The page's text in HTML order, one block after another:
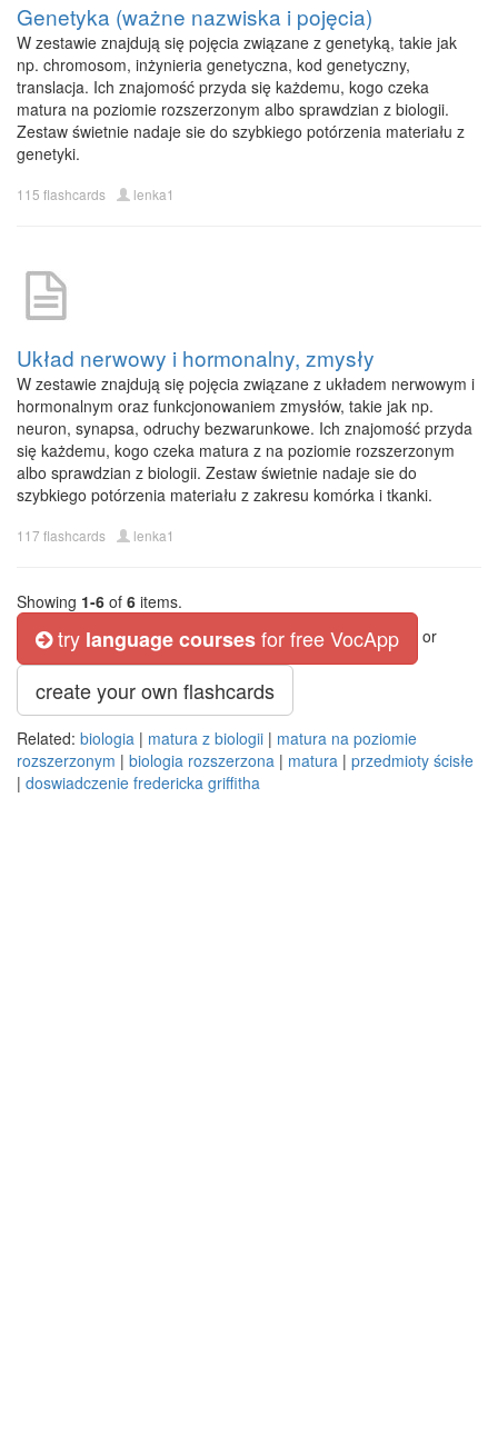
Genetyka (ważne nazwiska i pojęcia)
W zestawie znajdują się pojęcia związane z genetyką, takie jak
np. chromosom, inżynieria genetyczna, kod genetyczny,
translacja. Ich znajomość przyda się każdemu, kogo czeka
matura na poziomie rozszerzonym albo sprawdzian z biologii.
Zestaw świetnie nadaje sie do szybkiego potórzenia materiału z
genetyki.
115 flashcards lenka1
Układ nerwowy i hormonalny, zmysły
W zestawie znajdują się pojęcia związane z układem nerwowym i
hormonalnym oraz funkcjonowaniem zmysłów, takie jak np.
neuron, synapsa, odruchy bezwarunkowe. Ich znajomość przyda
się każdemu, kogo czeka matura z na poziomie rozszerzonym
albo sprawdzian z biologii. Zestaw świetnie nadaje sie do
szybkiego potórzenia materiału z zakresu komórka i tkanki.
117 flashcards lenka1
Showing 1-6 of 6 items.
try language coursesfor free VocApp or
create your own flashcards
Related: biologia | matura z biologii | matura na poziomie
rozszerzonym | biologia rozszerzona | matura | przedmioty ścisłe
| doswiadczenie fredericka griffitha